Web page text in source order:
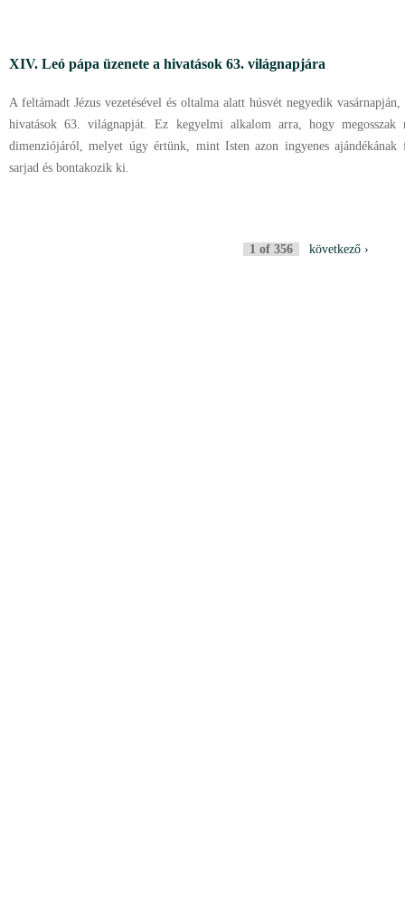
XIV. Leó pápa üzenete a hivatások 63. világnapjára
A feltámadt Jézus vezetésével és oltalma alatt húsvét negyedik
hivatások 63. világnapját. Ez kegyelmi alkalom arra, hogy megosszak
dimenziójáról, melyet úgy értünk, mint Isten azon ingyenes ajándékának
sarjad és bontakozik ki.
1 of 356 következő ›